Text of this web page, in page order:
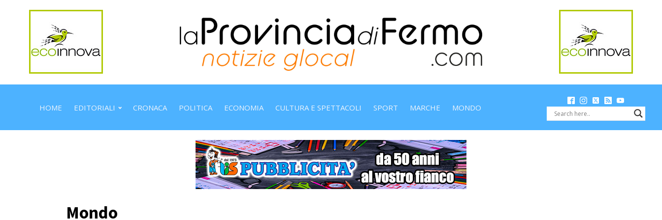
HOME EDITORIALI CRONACA POLITICA ECONOMIA CULTURA E SPETTACOLI SPORT MARCHE MONDO
Mondo